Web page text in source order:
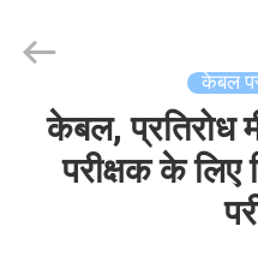
Technology
Reserved.
केबल
केबल, प्रतिरोध
परीक्षक के